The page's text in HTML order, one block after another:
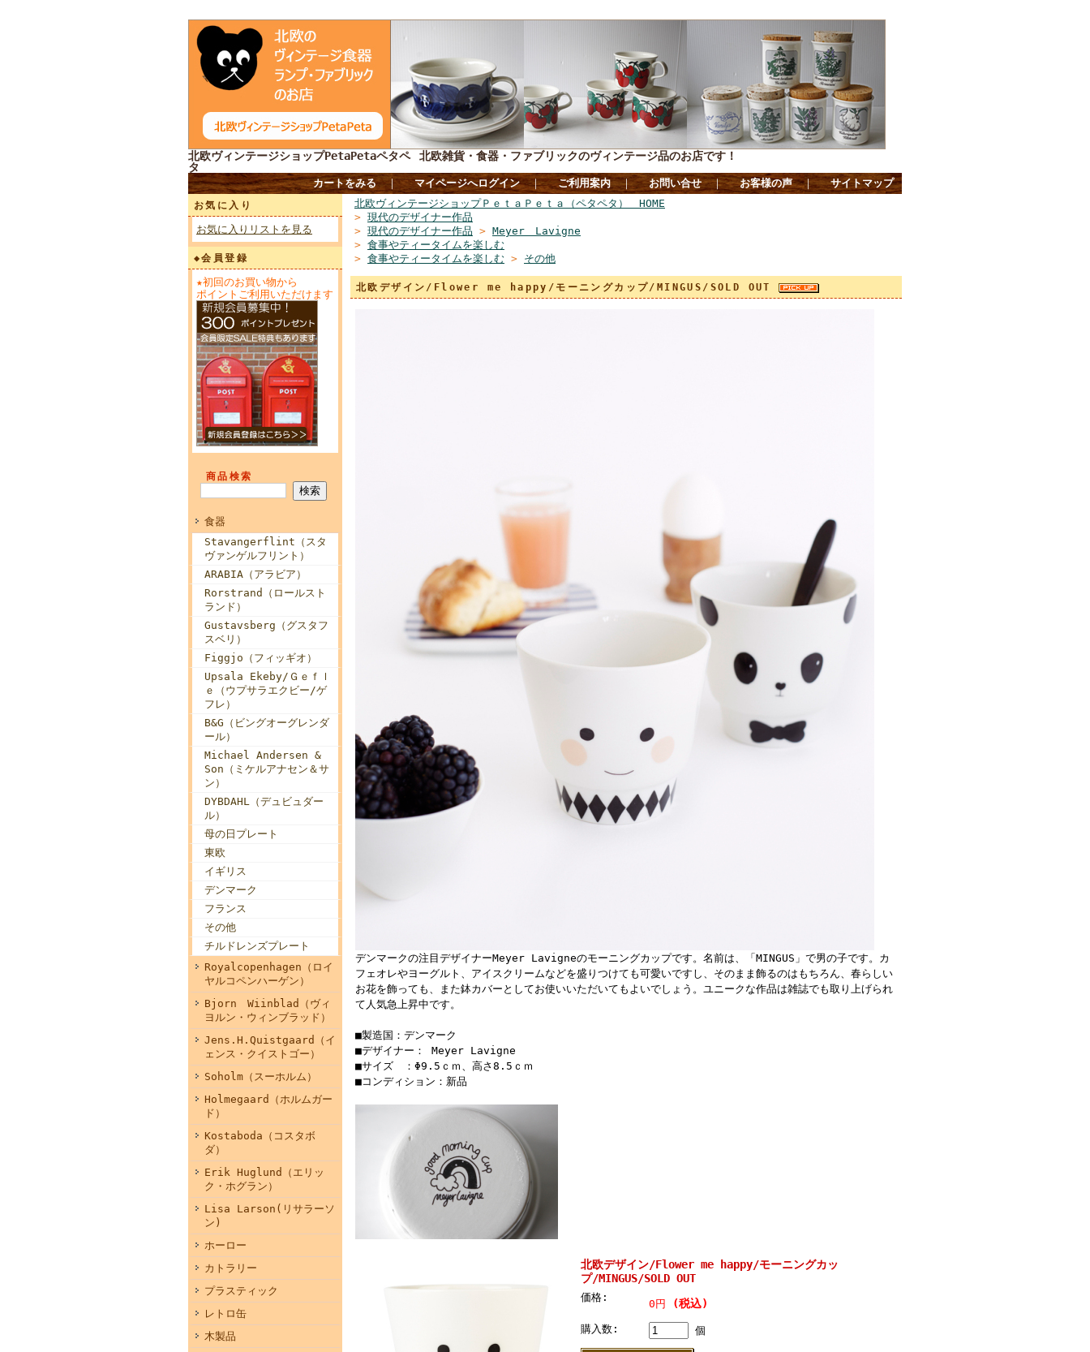
北欧ヴィンテージショップPetaPetaペタペ
タ
北欧雑貨・食器・ファブリックのヴィンテージ品のお店です！
カートをみる ｜ マイページへログイン ｜ ご利用案内 ｜ お問い合せ ｜ お客様の声 ｜ サイトマップ
お気に入り
お気に入りリストを見る
◆会員登録
★初回のお買い物から
ポイントご利用いただけます
商品検索
食器
Stavangerflint（スタ
ヴァンゲルフリント）
ARABIA（アラビア）
Rorstrand（ロールスト
ランド）
Gustavsberg（グスタフ
スベリ）
Figgjo（フィッギオ）
Upsala Ekeby/Ｇｅｆｌ
ｅ（ウプサラエクビー/ゲ
フレ）
B&G（ビングオーグレンダ
ール）
Michael Andersen &
Son（ミケルアナセン＆サ
ン）
DYBDAHL（デュビュダー
ル）
母の日プレート
東欧
イギリス
デンマーク
フランス
その他
チルドレンズプレート
Royalcopenhagen（ロイ
ヤルコペンハーゲン）
Bjorn Wiinblad（ヴィ
ヨルン・ウィンブラッド）
Jens.H.Quistgaard（イ
ェンス・クイストゴー）
Soholm（スーホルム）
Holmegaard（ホルムガー
ド）
Kostaboda（コスタボ
ダ）
Erik Huglund（エリッ
ク・ホグラン）
Lisa Larson(リサラーソ
ン)
ホーロー
カトラリー
プラスティック
レトロ缶
木製品
北欧ヴィンテージショップＰｅｔａＰｅｔａ（ペタペタ） HOME
> 現代のデザイナー作品
> 現代のデザイナー作品 > Meyer Lavigne
> 食事やティータイムを楽しむ
> 食事やティータイムを楽しむ > その他
北欧デザイン/Flower me happy/モーニングカップ/MINGUS/SOLD OUT
デンマークの注目デザイナーMeyer Lavigneのモーニングカップです。名前は、「MINGUS」で男の子です。カ
フェオレやヨーグルト、アイスクリームなどを盛りつけても可愛いですし、そのまま飾るのはもちろん、春らしい
お花を飾っても、また鉢カバーとしてお使いいただいてもよいでしょう。ユニークな作品は雑誌でも取り上げられ
て人気急上昇中です。
■製造国：デンマーク
■デザイナー： Meyer Lavigne
■サイズ ：Φ9.5ｃｍ、高さ8.5ｃｍ
■コンディション：新品
北欧デザイン/Flower me happy/モーニングカッ
プ/MINGUS/SOLD OUT
価格:
0円 (税込)
購入数: 個